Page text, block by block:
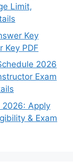
Limit,
Key
Key PDF
2026
Exam
2026: Apply
& Exam